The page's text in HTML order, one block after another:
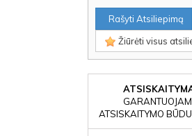
Rašyti Atsiliepimą
Žiūrėti visus
ATSISKAITYMO